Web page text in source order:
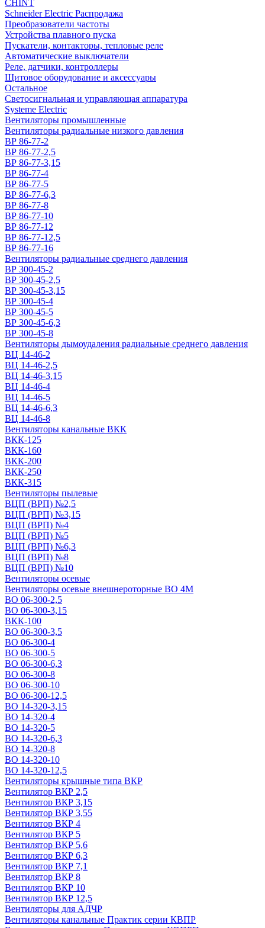
CHINT
Schneider Electric Распродажа
Преобразователи частоты
Устройства плавного пуска
Пускатели, контакторы, тепловые реле
Автоматические выключатели
Реле, датчики, контроллеры
Щитовое оборудование и аксессуары
Остальное
Светосигнальная и управляющая аппаратура
Systeme Electric
Вентиляторы промышленные
Вентиляторы радиальные низкого давления
ВР 86-77-2
ВР 86-77-2,5
ВР 86-77-3,15
ВР 86-77-4
ВР 86-77-5
ВР 86-77-6,3
ВР 86-77-8
ВР 86-77-10
ВР 86-77-12
ВР 86-77-12,5
ВР 86-77-16
Вентиляторы радиальные среднего давления
ВР 300-45-2
ВР 300-45-2,5
ВР 300-45-3,15
ВР 300-45-4
ВР 300-45-5
ВР 300-45-6,3
ВР 300-45-8
Вентиляторы дымоудаления радиальные среднего давления
ВЦ 14-46-2
ВЦ 14-46-2,5
ВЦ 14-46-3,15
ВЦ 14-46-4
ВЦ 14-46-5
ВЦ 14-46-6,3
ВЦ 14-46-8
Вентиляторы канальные ВКК
ВКК-125
ВКК-160
ВКК-200
ВКК-250
ВКК-315
Вентиляторы пылевые
ВЦП (ВРП) №2,5
ВЦП (ВРП) №3,15
ВЦП (ВРП) №4
ВЦП (ВРП) №5
ВЦП (ВРП) №6,3
ВЦП (ВРП) №8
ВЦП (ВРП) №10
Вентиляторы осевые
Вентиляторы осевые внешнероторные ВО 4М
ВО 06-300-2,5
ВО 06-300-3,15
ВКК-100
ВО 06-300-3,5
ВО 06-300-4
ВО 06-300-5
ВО 06-300-6,3
ВО 06-300-8
ВО 06-300-10
ВО 06-300-12,5
ВО 14-320-3,15
ВО 14-320-4
ВО 14-320-5
ВО 14-320-6,3
ВО 14-320-8
ВО 14-320-10
ВО 14-320-12,5
Вентиляторы крышные типа ВКР
Вентилятор ВКР 2,5
Вентилятор ВКР 3,15
Вентилятор ВКР 3,55
Вентилятор ВКР 4
Вентилятор ВКР 5
Вентилятор ВКР 5,6
Вентилятор ВКР 6,3
Вентилятор ВКР 7,1
Вентилятор ВКР 8
Вентилятор ВКР 10
Вентилятор ВКР 12,5
Вентиляторы для АДЧР
Вентиляторы канальные Практик серии КВПР